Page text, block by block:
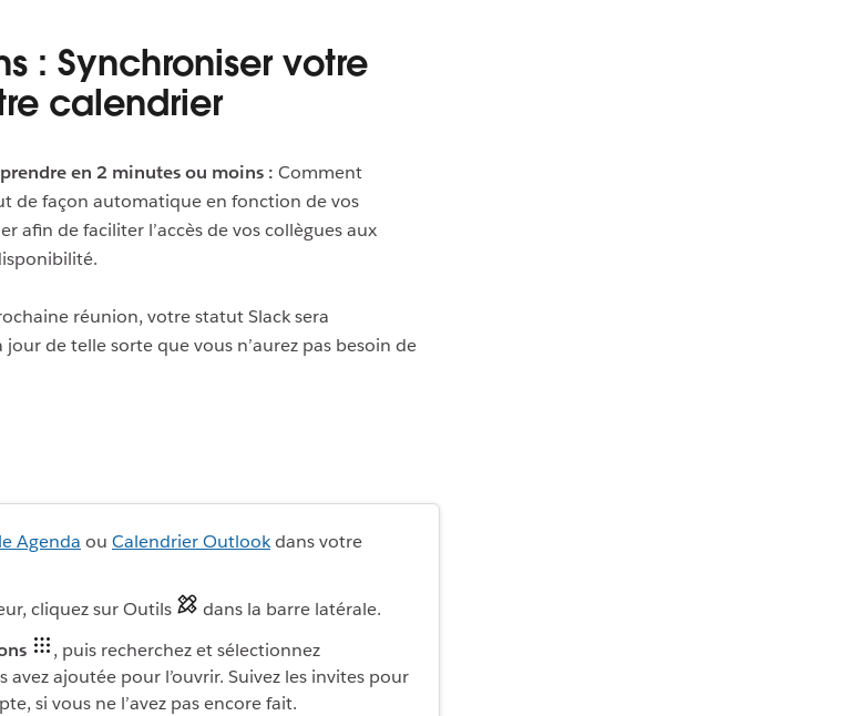
: Synchroniser votre
calendrier
en 2 minutes ou moins : Comment
de façon automatique en fonction de vos
afin de faciliter l’accès de vos collègues aux
réunion, votre statut Slack sera
de telle sorte que vous n’aurez pas besoin de
Agenda ou Calendrier Outlookdans votre
cliquez surOutils
dans la barre latérale.
, puis recherchez et sélectionnez
avez ajoutée pour l’ouvrir. Suivez les invites pour
si vous ne l’avez pas encore fait.